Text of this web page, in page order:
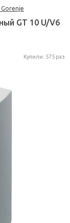
GT 10